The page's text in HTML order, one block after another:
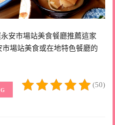
安市場站美食餐廳推薦這家
市場站美食或在地特色餐廳的
(50)